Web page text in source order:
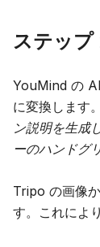
ステップ
YouMind の
に変換します
ン説明を生成
ーのハンドグ
Tripo の画像
す。これによ